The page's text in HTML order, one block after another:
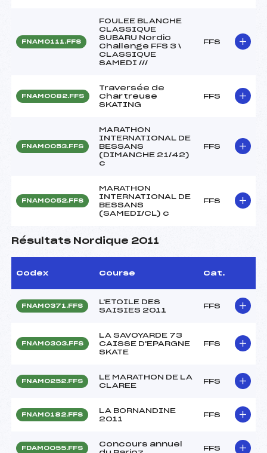
FNAM0111.FFS
FOULEE BLANCHE
CLASSIQUE
SUBARU Nordic
Challenge FFS 3 \
CLASSIQUE
SAMEDI ///
FFS
FNAM0082.FFS
Traversée de
Chartreuse
SKATING
FFS
FNAM0053.FFS
MARATHON
INTERNATIONAL DE
BESSANS
(DIMANCHE 21/42)
c
FFS
FNAM0052.FFS
MARATHON
INTERNATIONAL DE
BESSANS
(SAMEDI/CL) c
FFS
Résultats Nordique 2011
Codex Course Cat.
FNAM0371.FFS
L'ETOILE DES
SAISIES 2011
FFS
FNAM0303.FFS
LA SAVOYARDE 73
CAISSE D'EPARGNE
SKATE
FFS
FNAM0252.FFS
LE MARATHON DE LA
CLAREE
FFS
FNAM0182.FFS
LA BORNANDINE
2011
FFS
FDAM0055.FFS
Concours annuel
FFS